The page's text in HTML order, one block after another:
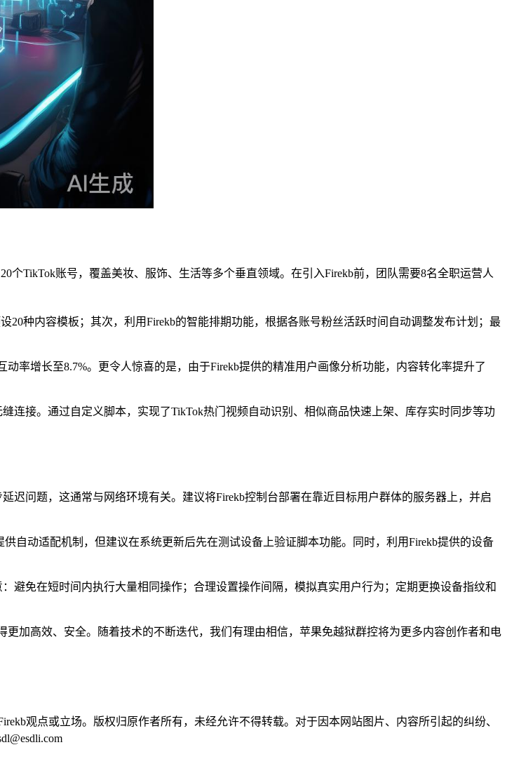
TikTok账号，覆盖美妆、服饰、生活等多个垂直领域。在引入Firekb前，团队需要8名全职运营人
20种内容模板；其次，利用Firekb的智能排期功能，根据各账号粉丝活跃时间自动调整发布计划；最
率增长至8.7%。更令人惊喜的是，由于Firekb提供的精准用户画像分析功能，内容转化率提升了
连接。通过自定义脚本，实现了TikTok热门视频自动识别、相似商品快速上架、库存实时同步等功
迟问题，这通常与网络环境有关。建议将Firekb控制台部署在靠近目标用户群体的服务器上，并启
自动适配机制，但建议在系统更新后先在测试设备上验证脚本功能。同时，利用Firekb提供的设备
避免在短时间内执行大量相同操作；合理设置操作间隔，模拟真实用户行为；定期更换设备指纹和
加高效、安全。随着技术的不断迭代，我们有理由相信，苹果免越狱群控将为更多内容创作者和电
观点或立场。版权归原作者所有，未经允许不得转载。对于因本网站图片、内容所引起的纠纷、